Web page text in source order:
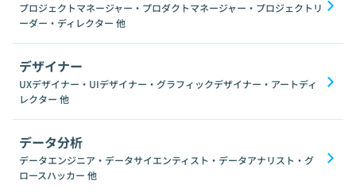
プロジェクトマネージャー・プロダクトマネージャー・プロジェクトリ
ーダー・ディレクター 他
デザイナー
UXデザイナー・UIデザイナー・グラフィックデザイナー・アートディ
レクター 他
データ分析
データエンジニア・データサイエンティスト・データアナリスト・グ
ロースハッカー 他